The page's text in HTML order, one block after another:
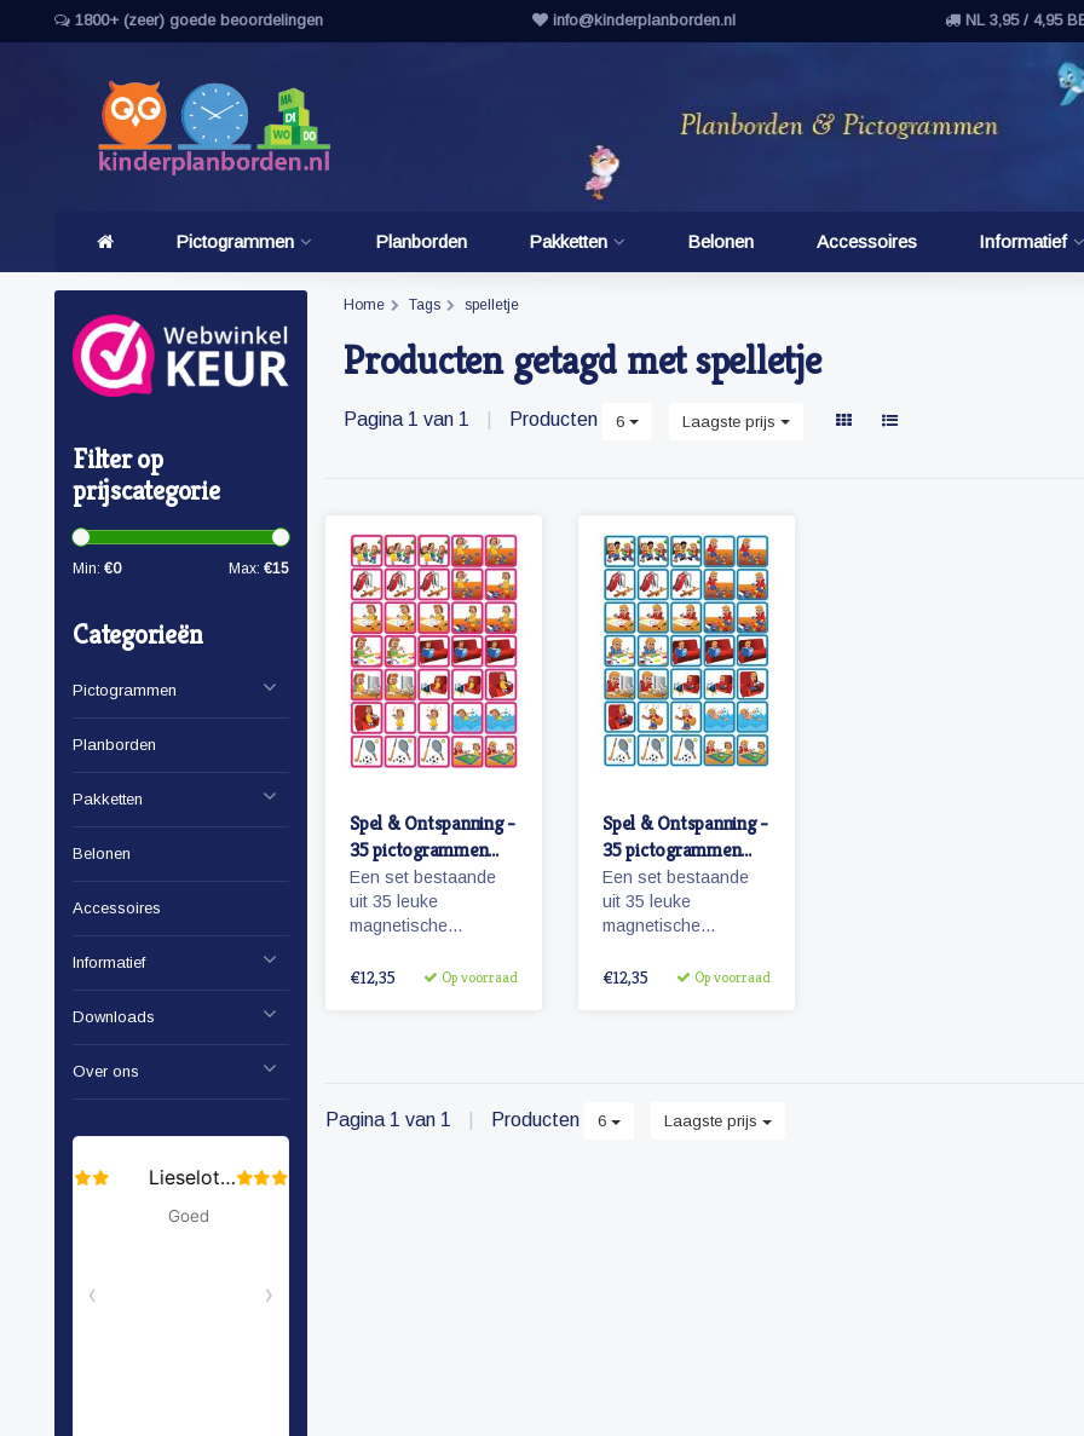
1800+ (zeer) goede beoordelingen info@kinderplanborden.nl NL 3,95 / 4,95
Pictogrammen Planborden Pakketten Belonen Accessoires Informatief
Filter op
prijscategorie
Min: €0 Max: €15
Categorieën
Pictogrammen
Planborden
Pakketten
Belonen
Accessoires
Informatief
Downloads
Over ons
Home Tags spelletje
Producten getagd met spelletje
Pagina 1 van 1 Producten 6 Laagste prijs
Spel & Ontspanning -
35 pictogrammen
(meisje)
Een set bestaande
uit 35 leuke
magnetische
spel en ontspanning.
€12,35 Op voorraad
Spel & Ontspanning -
35 pictogrammen
(jongen)
Een set bestaande
uit 35 leuke
magnetische
spel en ontspanning.
€12,35 Op voorraad
Pagina 1 van 1 Producten 6 Laagste prijs